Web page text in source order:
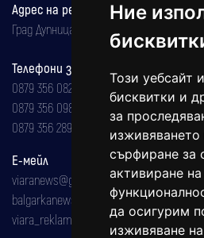
Ние
Този уебсайт
бисквитки и
за
изживяването
сърфиране за
активиране
да осигурим
изживяване
Адрес на редакцията
Град Дупница, ул.''Христо Ботев" 43
Телефони за реклама и абонаменти
0879 356 082
0879 356 098
0879 356 289
Е-мейл
viaranews@gmail.com
balgarkanews@gmail.com
viara_reklama@mail.bg